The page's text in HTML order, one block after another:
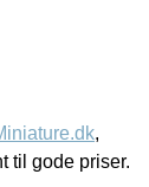
,
til gode priser.